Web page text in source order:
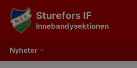
Nyheter
Sturefors IF
Innebandysektionen